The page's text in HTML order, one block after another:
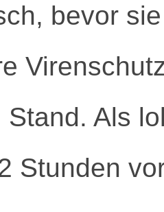
bevor
Stand. Als
Stunden